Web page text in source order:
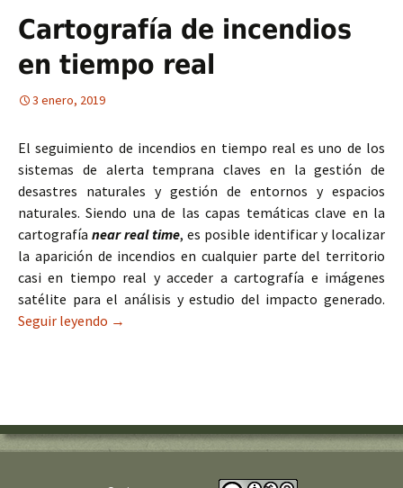
Cartografía de incendios
en tiempo real
3 enero, 2019
El seguimiento de incendios en tiempo real es uno de los
sistemas de alerta temprana claves en la gestión de
desastres naturales y gestión de entornos y espacios
naturales. Siendo una de las capas temáticas clave en la
cartografía near real time, es posible identificar y localizar
la aparición de incendios en cualquier parte del territorio
casi en tiempo real y acceder a cartografía e imágenes
satélite para el análisis y estudio del impacto generado.
Seguir leyendo Cartografía de incendios en tiempo real
→